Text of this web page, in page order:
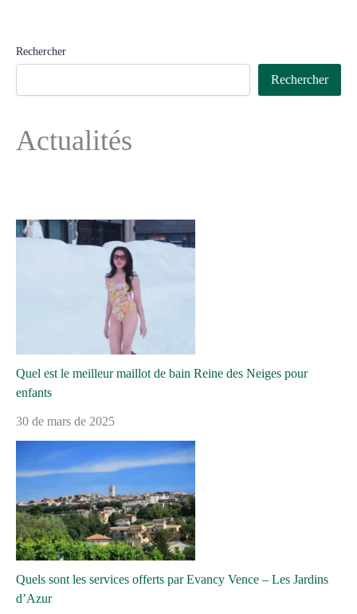
Rechercher
Rechercher
Actualités
Quel est le meilleur maillot de bain Reine des Neiges pour
enfants
30 de mars de 2025
Quels sont les services offerts par Evancy Vence – Les Jardins
d’Azur